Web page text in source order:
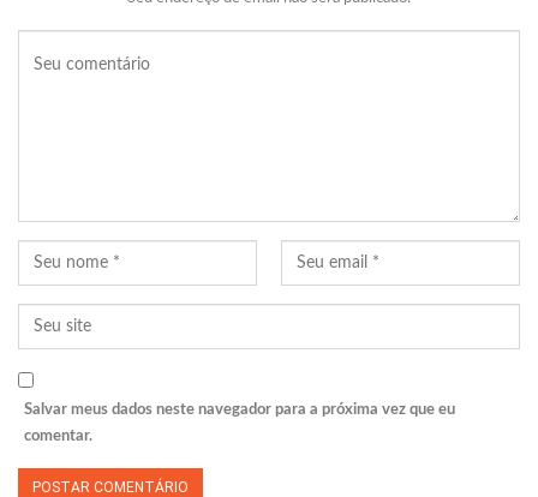
Salvar meus dados neste navegador para a próxima vez que eu
comentar.